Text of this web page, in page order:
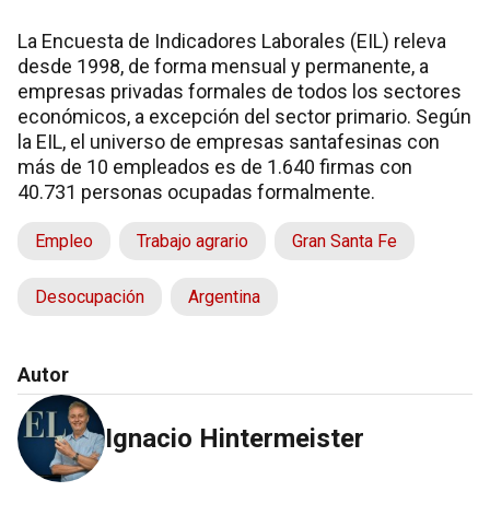
La Encuesta de Indicadores Laborales (EIL) releva
desde 1998, de forma mensual y permanente, a
empresas privadas formales de todos los sectores
económicos, a excepción del sector primario. Según
la EIL, el universo de empresas santafesinas con
más de 10 empleados es de 1.640 firmas con
40.731 personas ocupadas formalmente.
Empleo Trabajo agrario Gran Santa Fe
Desocupación Argentina
Autor
Ignacio Hintermeister